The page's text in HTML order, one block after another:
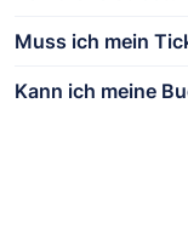
Muss ich mein
Kann ich meine